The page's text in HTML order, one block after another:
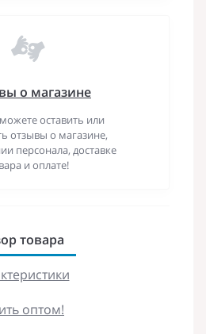
о магазине
оставить или
отзывы о магазине,
персонала, доставке
и оплате!
товара
оптом!